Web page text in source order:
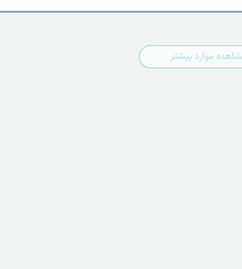
موارد بیشتر